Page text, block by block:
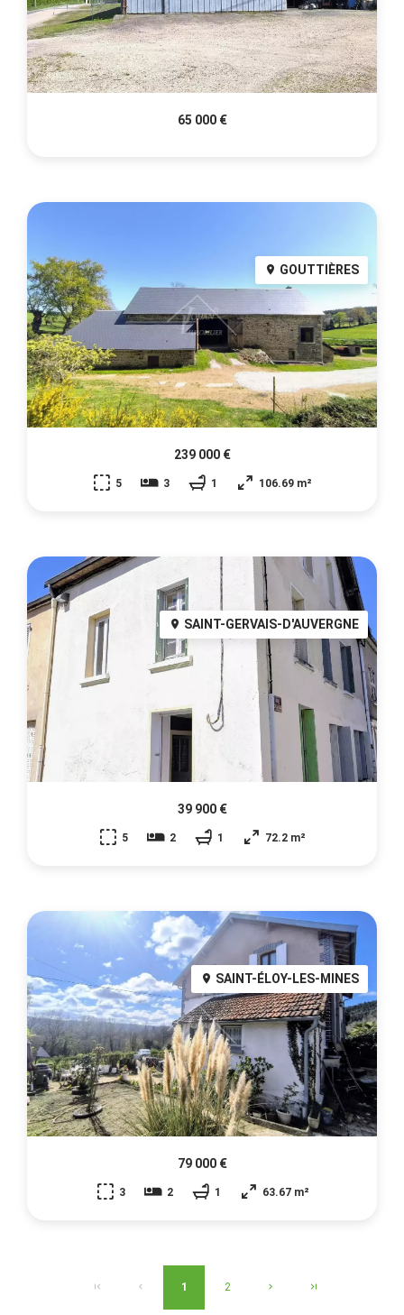
65 000 €
GOUTTIÈRES
239 000 €
5 3 1 106.69 m²
SAINT-GERVAIS-D'AUVERGNE
39 900 €
5 2 1 72.2 m²
SAINT-ÉLOY-LES-MINES
79 000 €
3 2 1 63.67 m²
1 2